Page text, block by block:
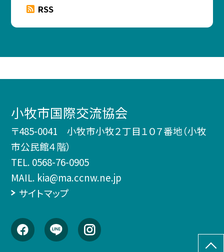
RSS
小牧市国際交流協会
〒485-0041 小牧市小牧２丁目１０７番地（小牧
市公民館４階）
TEL. 0568-76-0905
MAIL. kia@ma.ccnw.ne.jp
サイトマップ